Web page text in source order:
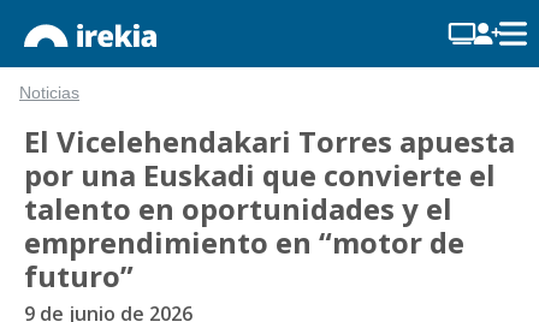
Noticias
El Vicelehendakari Torres apuesta
por una Euskadi que convierte el
talento en oportunidades y el
emprendimiento en “motor de
futuro”
9 de junio de 2026